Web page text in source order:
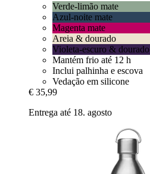
Verde-limão mate
Azul-noite mate
Magenta mate
Areia & dourado
Violeta-escuro & dourado
Mantém frio até 12 h
Inclui palhinha e escova
Vedação em silicone
€ 35,99
Entrega até 18. agosto